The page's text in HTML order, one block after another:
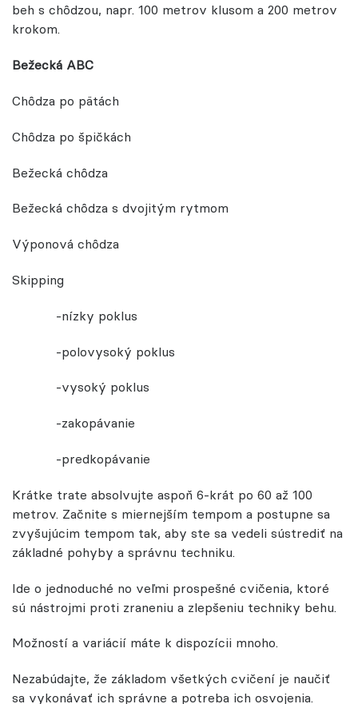
beh s chôdzou, napr. 100 metrov klusom a 200 metrov
krokom.
Bežecká ABC
Chôdza po pätách
Chôdza po špičkách
Bežecká chôdza
Bežecká chôdza s dvojitým rytmom
Výponová chôdza
Skipping
-nízky poklus
-polovysoký poklus
-vysoký poklus
-zakopávanie
-predkopávanie
Krátke trate absolvujte aspoň 6-krát po 60 až 100
metrov. Začnite s miernejším tempom a postupne sa
zvyšujúcim tempom tak, aby ste sa vedeli sústrediť na
základné pohyby a správnu techniku.
Ide o jednoduché no veľmi prospešné cvičenia, ktoré
sú nástrojmi proti zraneniu a zlepšeniu techniky behu.
Možností a variácií máte k dispozícii mnoho.
Nezabúdajte, že základom všetkých cvičení je naučiť
sa vykonávať ich správne a potreba ich osvojenia.